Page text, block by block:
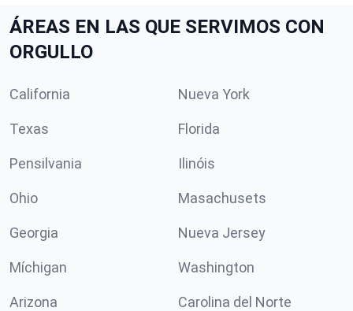
ÁREAS EN LAS QUE SERVIMOS CON
ORGULLO
California Nueva York
Texas Florida
Pensilvania Ilinóis
Ohio Masachusets
Georgia Nueva Jersey
Míchigan Washington
Arizona Carolina del Norte